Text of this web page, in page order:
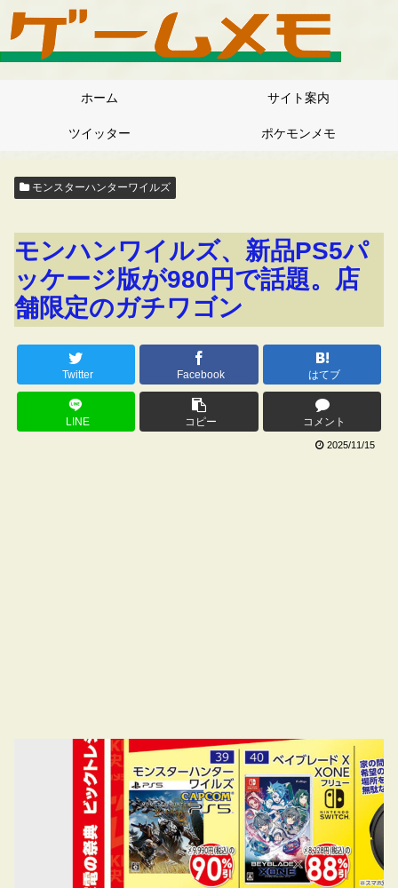
ホーム サイト案内
ツイッター ポケモンメモ
モンスターハンターワイルズ
モンハンワイルズ、新品PS5パ
ッケージ版が980円で話題。店
舗限定のガチワゴン
Twitter Facebook はてブ
LINE コピー コメント
2025/11/15